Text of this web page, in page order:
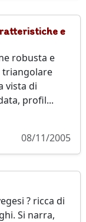
e
robusta e
triangolare
vista di
profil...
08/11/2005
? ricca di
Si narra,